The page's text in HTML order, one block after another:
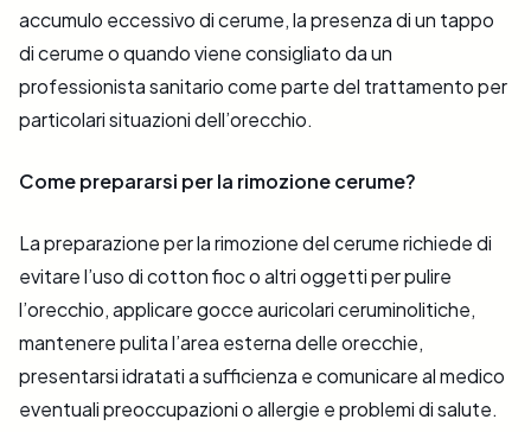
accumulo eccessivo di cerume, la presenza di un tappo
di cerume o quando viene consigliato da un
professionista sanitario come parte del trattamento per
particolari situazioni dell’orecchio.
Come prepararsi per la rimozione cerume?
La preparazione per la rimozione del cerume richiede di
evitare l’uso di cotton fioc o altri oggetti per pulire
l’orecchio, applicare gocce auricolari ceruminolitiche,
mantenere pulita l’area esterna delle orecchie,
presentarsi idratati a sufficienza e comunicare al medico
eventuali preoccupazioni o allergie e problemi di salute.